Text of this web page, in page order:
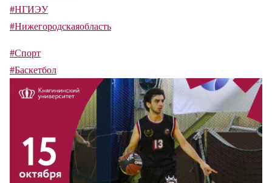
#НГИЭУ
#Нижегородскаяобласть
#Спорт
#Баскетбол